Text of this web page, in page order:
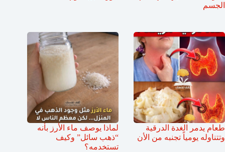
الجسم
طعام يدمر الغدة الدرقية
وتتناوله يومياً تجنبه من الأن
لماذا يوصف ماء الأرز بأنه
“ذهب سائل” وكيف
تستخدمه؟